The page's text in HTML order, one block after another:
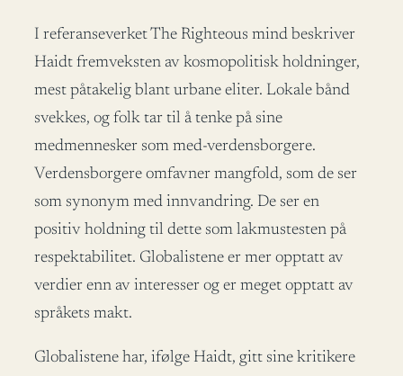
I referanseverket The Righteous mind beskriver
Haidt fremveksten av kosmopolitisk holdninger,
mest påtakelig blant urbane eliter. Lokale bånd
svekkes, og folk tar til å tenke på sine
medmennesker som med-verdensborgere.
Verdensborgere omfavner mangfold, som de ser
som synonym med innvandring. De ser en
positiv holdning til dette som lakmustesten på
respektabilitet. Globalistene er mer opptatt av
verdier enn av interesser og er meget opptatt av
språkets makt.
Globalistene har, ifølge Haidt, gitt sine kritikere